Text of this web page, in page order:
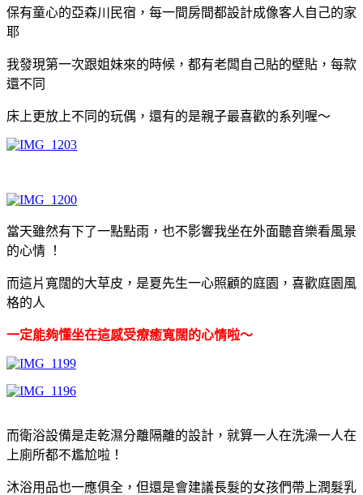
保有童心的亞森川民宿，每一間房間都設計成像客人自己的家
耶
我發現第一次跟姐妹來的時候，都有老闆自己貼的壁貼，每款
還不同
床上更放上不同的玩偶，還有的是親子最喜歡的系列喔～
當天雖然有下了一點點雨，也不影響我坐在外面聽音樂看風景
的心情 ！
而這片寬闊的大草皮，是夏先生一心照顧的庭園，喜歡庭園風
格的人
一定能夠懂坐在這感受療癒寬闊的心情啦～
而衛浴設備是走乾濕分離隔離的設計，就算一人在洗澡一人在
上廁所都不尷尬啦！
沐浴用品也一應俱全，但還是會建議長髮的女孩們帶上潤髮乳